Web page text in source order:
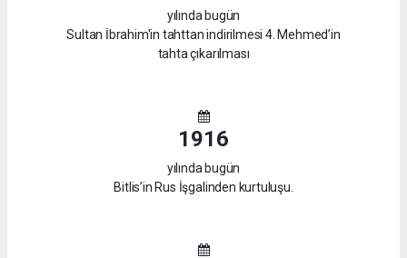
yılında bugün
Sultan İbrahim'in tahttan indirilmesi 4. Mehmed’in
tahta çıkarılması
1916
yılında bugün
Bitlis’in Rus İşgalinden kurtuluşu.